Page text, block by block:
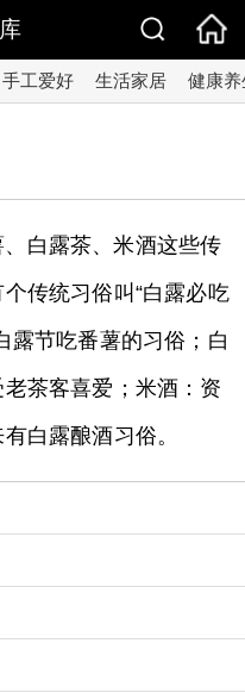
手工爱好 生活家居 健康养
白露茶、米酒这些传
传统习俗叫“白露必吃
露节吃番薯的习俗；白
茶客喜爱；米酒：资
白露酿酒习俗。